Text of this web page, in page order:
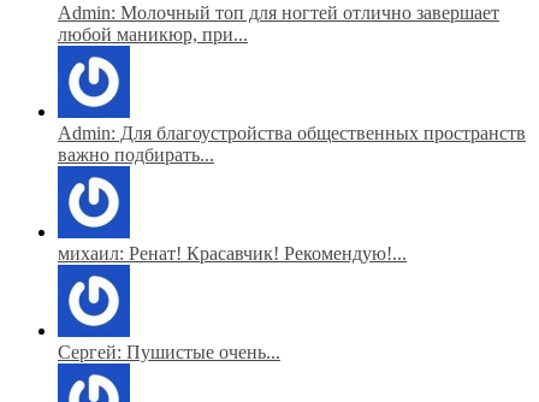
Admin: Молочный топ для ногтей отлично завершает
любой маникюр, при...
Admin: Для благоустройства общественных пространств
важно подбирать...
михаил: Ренат! Красавчик! Рекомендую!...
Сергей: Пушистые очень...